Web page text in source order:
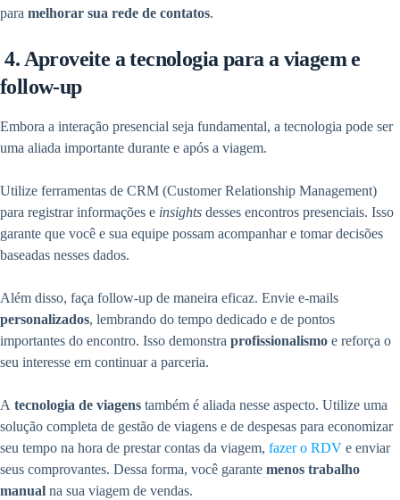
para melhorar sua rede de contatos.
4. Aproveite a tecnologia para a viagem e
follow-up
Embora a interação presencial seja fundamental, a tecnologia pode ser
uma aliada importante durante e após a viagem.
Utilize ferramentas de CRM (Customer Relationship Management)
para registrar informações e insights desses encontros presenciais. Isso
garante que você e sua equipe possam acompanhar e tomar decisões
baseadas nesses dados.
Além disso, faça follow-up de maneira eficaz. Envie e-mails
personalizados, lembrando do tempo dedicado e de pontos
importantes do encontro. Isso demonstra profissionalismo e reforça o
seu interesse em continuar a parceria.
A tecnologia de viagens também é aliada nesse aspecto. Utilize uma
solução completa de gestão de viagens e de despesas para economizar
seu tempo na hora de prestar contas da viagem, fazer o RDV e enviar
seus comprovantes. Dessa forma, você garante menos trabalho
manual na sua viagem de vendas.